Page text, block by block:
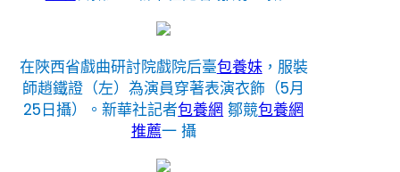
在陜西省戲曲研討院戲院后臺包養妹，服裝
師趙鐵證（左）為演員穿著表演衣飾（5月
25日攝）。新華社記者包養網 鄒競包養網
推薦一 攝